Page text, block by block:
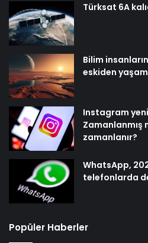
Türksat 6A
Bilim
eskiden yaşam
Instagram
Zamanlanmış
zamanlanır?
WhatsApp,
telefonlarda
Popüler Haberler